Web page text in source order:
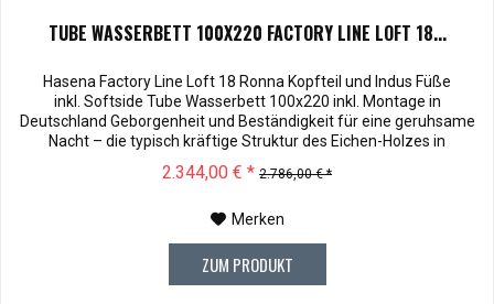
TUBE WASSERBETT 100X220 FACTORY LINE LOFT 18...
Hasena Factory Line Loft 18 Ronna Kopfteil und Indus Füße
inkl. Softside Tube Wasserbett 100x220 inkl. Montage in
Deutschland Geborgenheit und Beständigkeit für eine geruhsame
Nacht – die typisch kräftige Struktur des Eichen-Holzes in
unserer Oak-Line eine starke und behagliche Aura. Dieses
2.344,00 € * 2.786,00 € *
Merken
ZUM PRODUKT